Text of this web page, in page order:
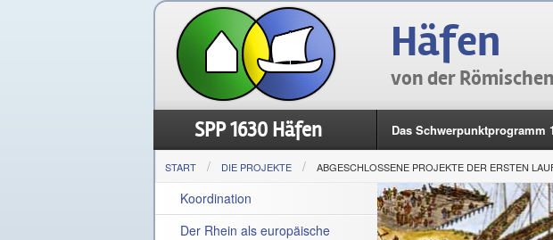
Häfen
von der
SPP 1630 Häfen Das Schwerpunktprogramm
START DIE PROJEKTE ABGESCHLOSSENE PROJEKTE DER ERSTEN
Koordination
Der Rhein als europäische